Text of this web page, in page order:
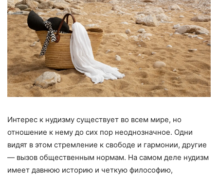
Интерес к нудизму существует во всем мире, но
отношение к нему до сих пор неоднозначное. Одни
видят в этом стремление к свободе и гармонии, другие
— вызов общественным нормам. На самом деле нудизм
имеет давнюю историю и четкую философию,